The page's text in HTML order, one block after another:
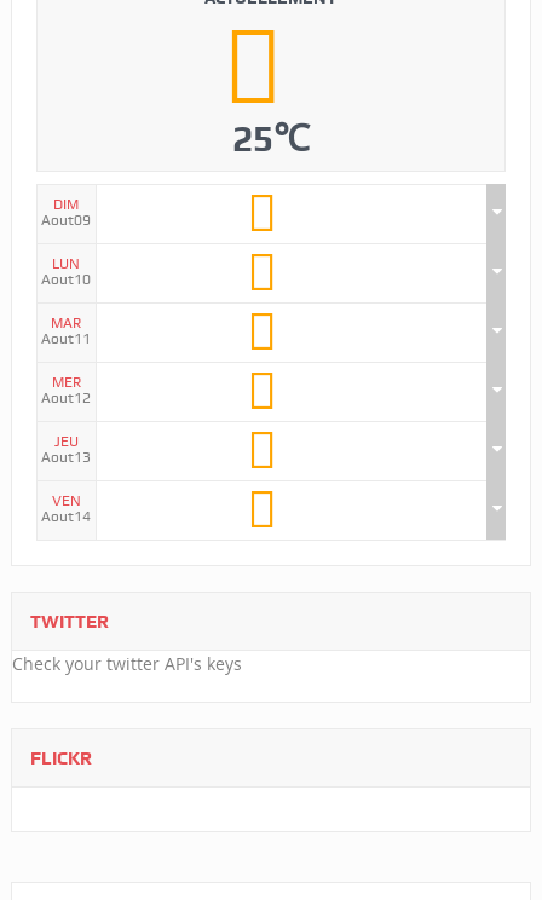
25℃
DIM
Aout09
LUN
Aout10
MAR
Aout11
MER
Aout12
JEU
Aout13
VEN
Aout14
TWITTER
Check your twitter API's keys
FLICKR